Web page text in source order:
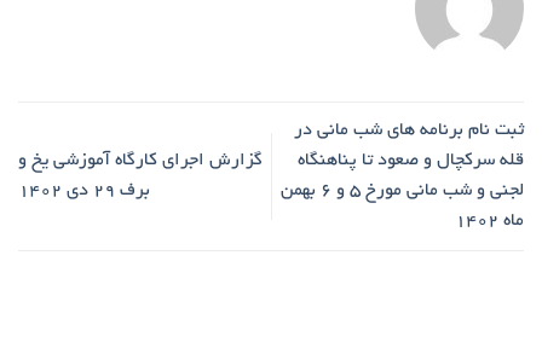
ثبت نام برنامه های شب مانی در
قله سرکچال و صعود تا پناهنگاه
لجنی و شب مانی مورخ 5 و 6 بهمن
ماه 1402
گزارش اجرای کارگاه آموزشی یخ و
برف ۲۹ دی ۱۴۰۲